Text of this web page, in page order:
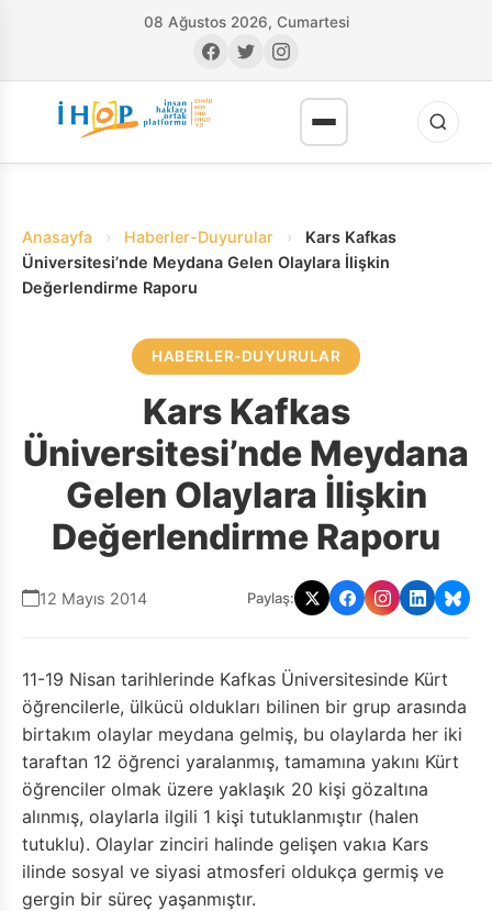
08 Ağustos 2026, Cumartesi
Anasayfa › Haberler-Duyurular ›
Kars Kafkas
Üniversitesi’nde Meydana Gelen Olaylara İlişkin
Değerlendirme Raporu
HABERLER-DUYURULAR
Kars Kafkas
Üniversitesi’nde Meydana
Gelen Olaylara İlişkin
Değerlendirme Raporu
12 Mayıs 2014 Paylaş:
11-19 Nisan tarihlerinde Kafkas Üniversitesinde Kürt
öğrencilerle, ülkücü oldukları bilinen bir grup arasında
birtakım olaylar meydana gelmiş, bu olaylarda her iki
taraftan 12 öğrenci yaralanmış, tamamına yakını Kürt
öğrenciler olmak üzere yaklaşık 20 kişi gözaltına
alınmış, olaylarla ilgili 1 kişi tutuklanmıştır (halen
tutuklu). Olaylar zinciri halinde gelişen vakıa Kars
ilinde sosyal ve siyasi atmosferi oldukça germiş ve
gergin bir süreç yaşanmıştır.